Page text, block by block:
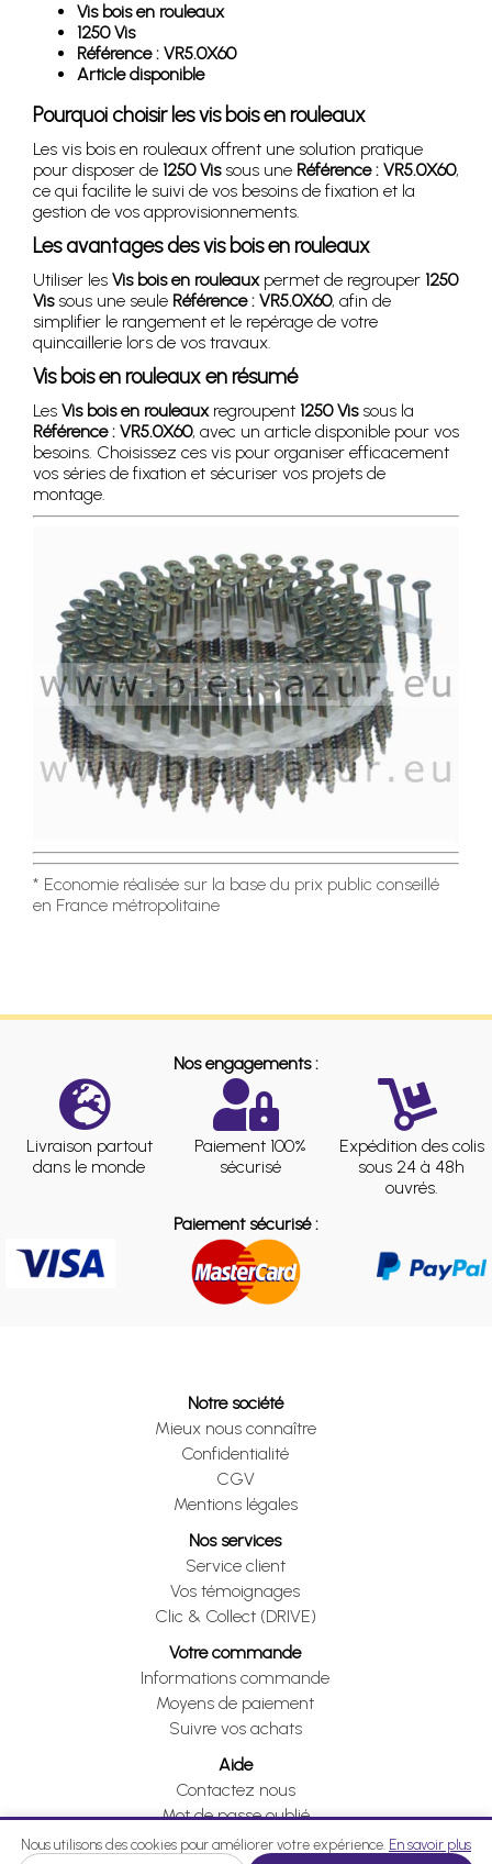
Vis bois en rouleaux
1250 Vis
Référence : VR5.0X60
Article disponible
Pourquoi choisir les vis bois en rouleaux
Les vis bois en rouleaux offrent une solution pratique
pour disposer de 1250 Vissous une Référence : VR5.0X60,
ce qui facilite le suivi de vos besoins de fixation et la
gestion de vos approvisionnements.
Les avantages des vis bois en rouleaux
Utiliser les Vis bois en rouleauxpermet de regrouper 1250
Vissous une seule Référence : VR5.0X60, afin de
simplifier le rangement et le repérage de votre
quincaillerie lors de vos travaux.
Vis bois en rouleaux en résumé
Les Vis bois en rouleauxregroupent 1250 Vissous la
Référence : VR5.0X60, avec un article disponible pour vos
besoins. Choisissez ces vis pour organiser efficacement
vos séries de fixation et sécuriser vos projets de
montage.
* Economie réalisée sur la base du prix public conseillé
en France métropolitaine
Nos engagements :
Livraison partout
dans le monde
Paiement 100%
sécurisé
Expédition des colis
sous 24 à 48h
ouvrés.
Paiement sécurisé :
Notre société
Mieux nous connaître
Confidentialité
CGV
Mentions légales
Nos services
Service client
Vos témoignages
Clic & Collect (DRIVE)
Votre commande
Informations commande
Moyens de paiement
Suivre vos achats
Aide
Contactez nous
Mot de passe oublié
Je me rétracte
Nous utilisons des cookies pour améliorer votre expérience. En savoir plus